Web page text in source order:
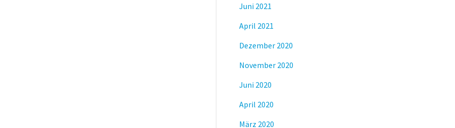
Juni 2021
April 2021
Dezember 2020
November 2020
Juni 2020
April 2020
März 2020